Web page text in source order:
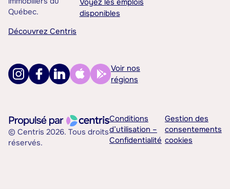
Québec.
Découvrez Centris
Voyez les emplois
disponibles
Voir nos
régions
© Centris 2026. Tous droits
réservés.
Conditions
d’utilisation –
Confidentialité
Gestion des
consentements
cookies